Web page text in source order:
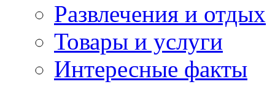
Развлечения и отдых
Товары и услуги
Интересные факты